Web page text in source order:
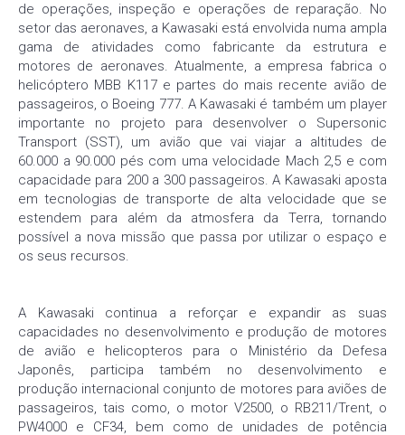
de operações, inspeção e operações de reparação. No
setor das aeronaves, a Kawasaki está envolvida numa ampla
gama de atividades como fabricante da estrutura e
motores de aeronaves. Atualmente, a empresa fabrica o
helicóptero MBB K117 e partes do mais recente avião de
passageiros, o Boeing 777. A Kawasaki é também um player
importante no projeto para desenvolver o Supersonic
Transport (SST), um avião que vai viajar a altitudes de
60.000 a 90.000 pés com uma velocidade Mach 2,5 e com
capacidade para 200 a 300 passageiros. A Kawasaki aposta
em tecnologias de transporte de alta velocidade que se
estendem para além da atmosfera da Terra, tornando
possível a nova missão que passa por utilizar o espaço e
os seus recursos.
A Kawasaki continua a reforçar e expandir as suas
capacidades no desenvolvimento e produção de motores
de avião e helicopteros para o Ministério da Defesa
Japonês, participa também no desenvolvimento e
produção internacional conjunto de motores para aviões de
passageiros, tais como, o motor V2500, o RB211/Trent, o
PW4000 e CF34, bem como de unidades de potência